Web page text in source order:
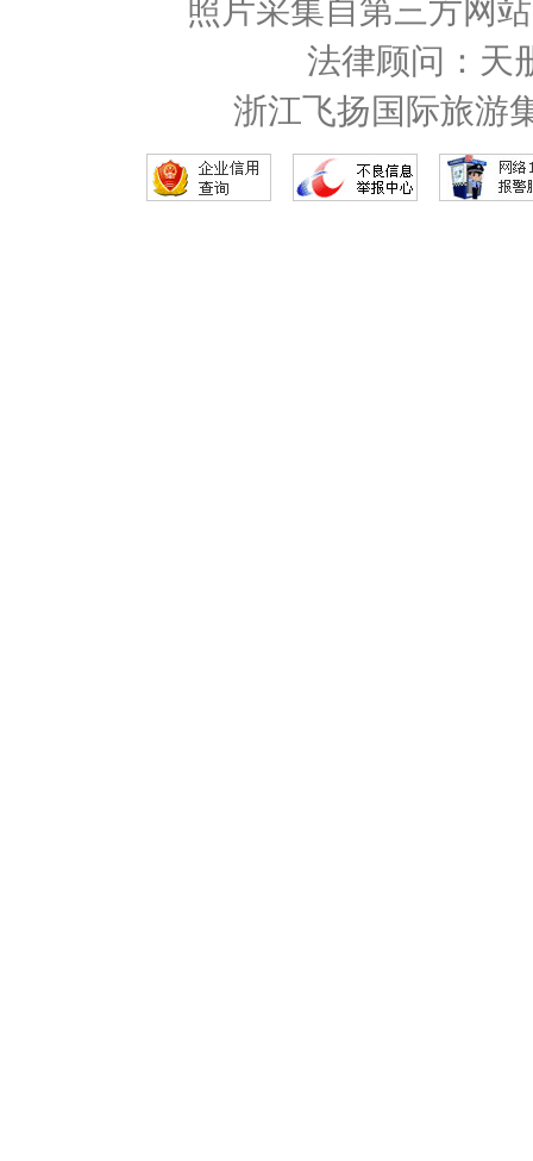
照片采集自第三方网
法律顾问：天
浙江飞扬国际旅游